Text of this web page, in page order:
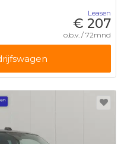
Leasen
€ 207
o.b.v. / 72mnd